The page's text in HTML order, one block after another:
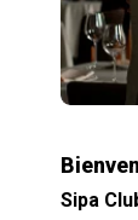
Sipa